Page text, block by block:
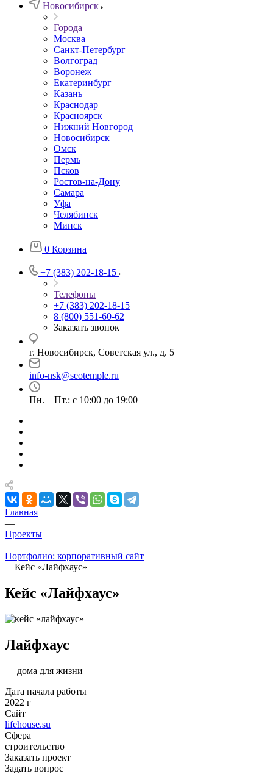
Новосибирск
Города
Москва
Санкт-Петербург
Волгоград
Воронеж
Екатеринбург
Казань
Краснодар
Красноярск
Нижний Новгород
Новосибирск
Омск
Пермь
Псков
Ростов-на-Дону
Самара
Уфа
Челябинск
Минск
0 Корзина
+7 (383) 202-18-15
Телефоны
+7 (383) 202-18-15
8 (800) 551-60-62
Заказать звонок
г. Новосибирск, Советская ул., д. 5
info-nsk@seotemple.ru
Пн. – Пт.: с 10:00 до 19:00
Главная
—
Проекты
—
Портфолио: корпоративный сайт
—Кейс «Лайфхаус»
Кейс «Лайфхаус»
Лайфхаус
— дома для жизни
Дата начала работы
2022 г
Сайт
lifehouse.su
Сфера
строительство
Заказать проект
Задать вопрос